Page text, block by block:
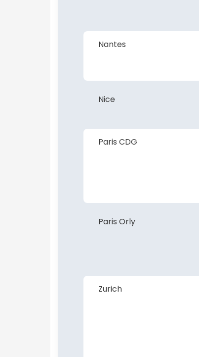
Nantes
Nice
Paris CDG
Paris Orly
Zurich